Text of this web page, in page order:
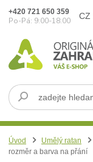
CZ
+420 721 650 359
Po-Pá: 9:00-18:00
Úvod Umělý ratan
rozměr a barva na přání